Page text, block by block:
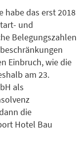
habe das erst 2018
und
Belegungszahlen
Einbruch, wie die
am 23.
als
die
Hotel Bau